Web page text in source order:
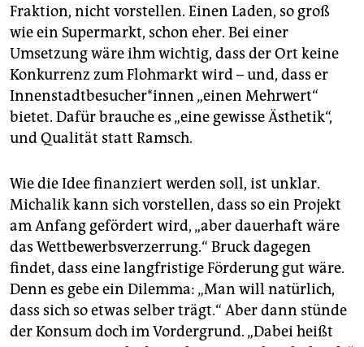
Fraktion, nicht vorstellen. Einen Laden, so groß
wie ein Supermarkt, schon eher. Bei einer
Umsetzung wäre ihm wichtig, dass der Ort keine
Konkurrenz zum Flohmarkt wird – und, dass er
Innenstadtbesucher*innen „einen Mehrwert“
bietet. Dafür brauche es „eine gewisse Ästhetik“,
und Qualität statt Ramsch.
Wie die Idee finanziert werden soll, ist unklar.
Michalik kann sich vorstellen, dass so ein Projekt
am Anfang gefördert wird, „aber dauerhaft wäre
das Wettbewerbsverzerrung.“ Bruck dagegen
findet, dass eine langfristige Förderung gut wäre.
Denn es gebe ein Dilemma: „Man will natürlich,
dass sich so etwas selber trägt.“ Aber dann stünde
der Konsum doch im Vordergrund. „Dabei heißt